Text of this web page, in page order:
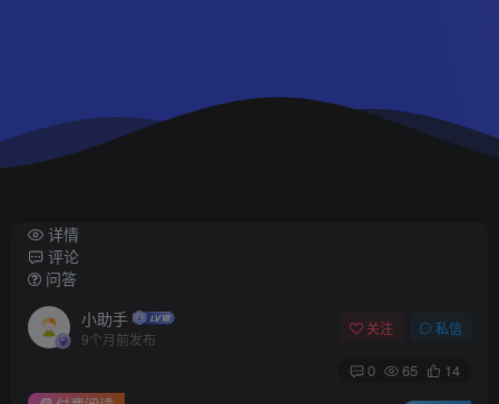
详情
评论
问答
小助手
9个月前发布
关注 私信
0 65
14